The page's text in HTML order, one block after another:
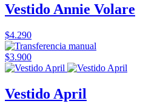
Vestido Annie Volare
$4.290
$3.900
Vestido April